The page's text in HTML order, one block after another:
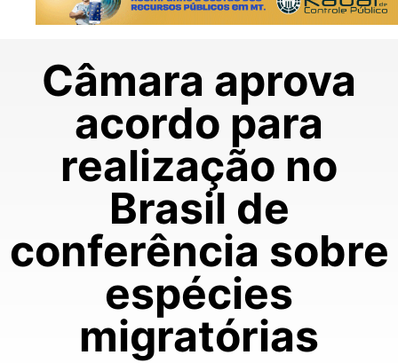
Câmara aprova
acordo para
realização no
Brasil de
conferência sobre
espécies
migratórias